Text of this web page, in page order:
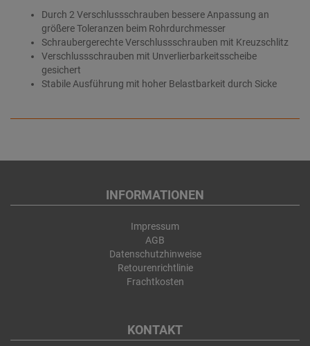
Durch 2 Verschlussschrauben bessere Anpassung an
größere Toleranzen beim Rohrdurchmesser
Schraubergerechte Verschlussschrauben mit Kreuzschlitz
Verschlussschrauben mit Unverlierbarkeitsscheibe
gesichert
Stabile Ausführung mit hoher Belastbarkeit durch Sicke
INFORMATIONEN
Impressum
AGB
Datenschutzhinweise
Retourenrichtlinie
Frachtkosten
KONTAKT